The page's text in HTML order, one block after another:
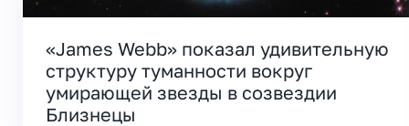
«James Webb» показал удивительную
структуру туманности вокруг
умирающей звезды в созвездии
Близнецы